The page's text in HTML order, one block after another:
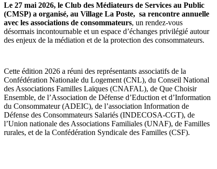
Le 27 mai 2026, le Club des Médiateurs de Services au Public
(CMSP) a organisé, au Village La Poste, sa rencontre annuelle
avec les associations de consommateurs, un rendez-vous
désormais incontournable et un espace d’échanges privilégié autour
des enjeux de la médiation et de la protection des consommateurs.
Cette édition 2026 a réuni des représentants associatifs de la
Confédération Nationale du Logement (CNL), du Conseil National
des Associations Familles Laïques (CNAFAL), de Que Choisir
Ensemble, de l’Association de Défense d’Eduction et d’Information
du Consommateur (ADEIC), de l’association Information de
Défense des Consommateurs Salariés (INDECOSA-CGT), de
l’Union nationale des Associations Familiales (UNAF), de Familles
rurales, et de la Confédération Syndicale des Familles (CSF).